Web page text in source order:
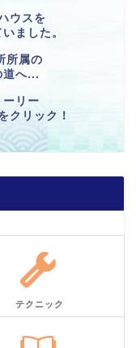
ウスを
ました。
所属の
道へ...
ーリー
クリック！
テクニック